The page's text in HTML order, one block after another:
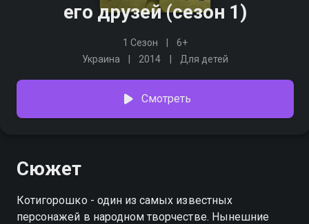
его друзей (сезон 1)
1 Сезон
6+
Украина
2014 Для детей
Смотреть
Сюжет
Котигорошко - один из самых известных
персонажей в народном творчестве. Нынешние